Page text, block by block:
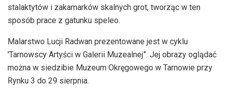
stalaktytów i zakamarków skalnych grot, tworząc w ten
sposób prace z gatunku speleo.
Malarstwo Lucji Radwan prezentowane jest w cyklu
'Tarnowscy Artyści w Galerii Muzealnej”. Jej obrazy oglądać
można w siedzibie Muzeum Okręgowego w Tarnowie przy
Rynku 3 do 29 sierpnia.